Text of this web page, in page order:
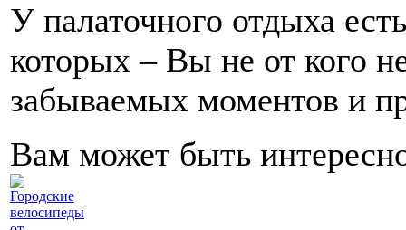
У палаточного отдыха
которых – Вы не от кого
забываемых моментов и
Вам может быть
Городские
велосипеды